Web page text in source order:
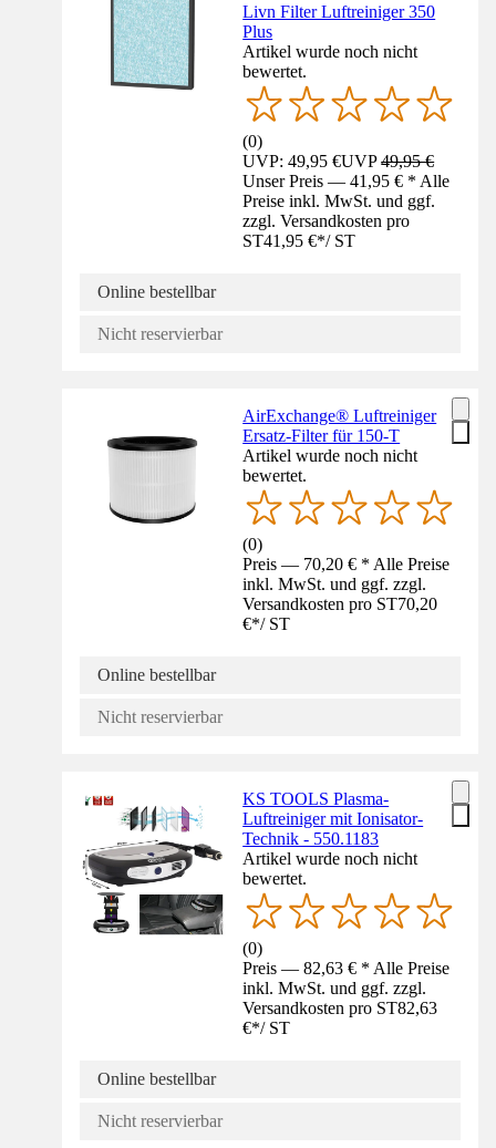
Livn Filter Luftreiniger 350
Plus
Artikel wurde noch nicht
bewertet.
(0)
UVP: 49,95 €UVP49,95 €
Unser Preis — 41,95 € * Alle
Preise inkl. MwSt. und ggf.
zzgl. Versandkosten pro
ST41,95 €*/ ST
Online bestellbar
Nicht reservierbar
AirExchange® Luftreiniger
Ersatz-Filter für 150-T
Artikel wurde noch nicht
bewertet.
(0)
Preis — 70,20 € * Alle Preise
inkl. MwSt. und ggf. zzgl.
Versandkosten pro ST70,20
€*/ ST
Online bestellbar
Nicht reservierbar
KS TOOLS Plasma-
Luftreiniger mit Ionisator-
Technik - 550.1183
Artikel wurde noch nicht
bewertet.
(0)
Preis — 82,63 € * Alle Preise
inkl. MwSt. und ggf. zzgl.
Versandkosten pro ST82,63
€*/ ST
Online bestellbar
Nicht reservierbar